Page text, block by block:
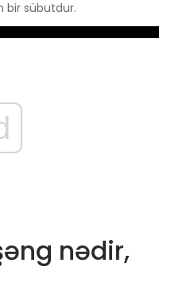
bir sübutdur.
nədir,